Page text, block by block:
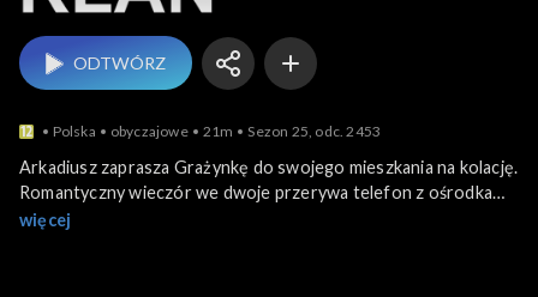
ODTWÓRZ
Polska obyczajowe 21m Sezon 25, odc. 2453
Arkadiusz zaprasza Grażynkę do swojego mieszkania na kolację.
Romantyczny wieczór we dwoje przerywa telefon z ośrodka
opiekuńczego, gdzie przebywa Julka. Tymczasem Kamila
więcej